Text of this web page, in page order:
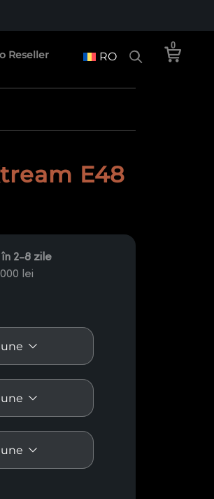
Reseller RO
0
E48
2-8 zile
lei
E48